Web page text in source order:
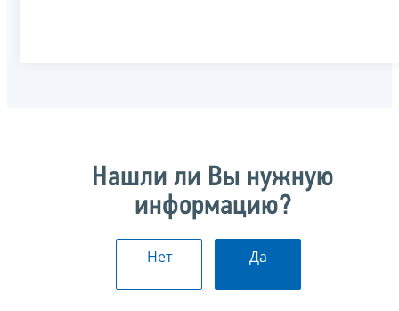
Нашли ли Вы нужную
информацию?
Нет Да